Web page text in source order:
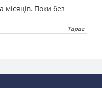
місяців. Поки без
Тарас